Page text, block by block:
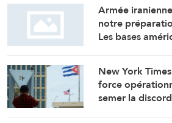
Armée
notre
Les bases
New York
force
semer la